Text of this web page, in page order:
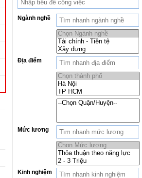
Ngành nghề
Địa điểm
Mức lương
Kinh nghiệm